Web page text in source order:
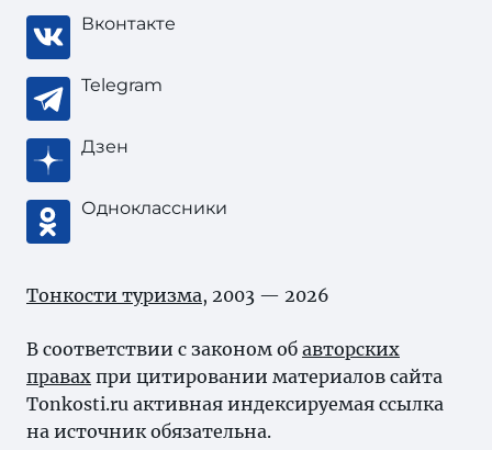
Вконтакте
Telegram
Дзен
Одноклассники
Тонкости туризма, 2003 — 2026
В соответствии с законом об авторских
правах при цитировании материалов сайта
Tonkosti.ru активная индексируемая ссылка
на источник обязательна.